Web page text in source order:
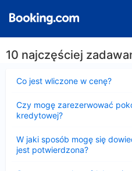
10 najczęściej
Co jest wliczone w cenę?
Czy mogę zarezerwować
kredytowej?
W jaki sposób mogę się
jest potwierdzona?